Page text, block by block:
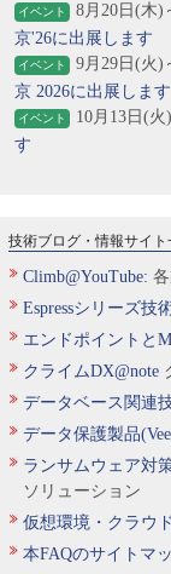
イベント 8月20日(木)
京'26に出展します
イベント 9月29日(火)
京 2026に出展します
イベント 10月13日(
す
技術ブログ・情報サイト
Climb@YouTube:
Espressシリーズ技
エンドポイントと
クライムDX@note
データベース関連
データ保護製品
ランサムウェア対
ソリューション
仮想環境・クラウ
本FAQのサイトマ